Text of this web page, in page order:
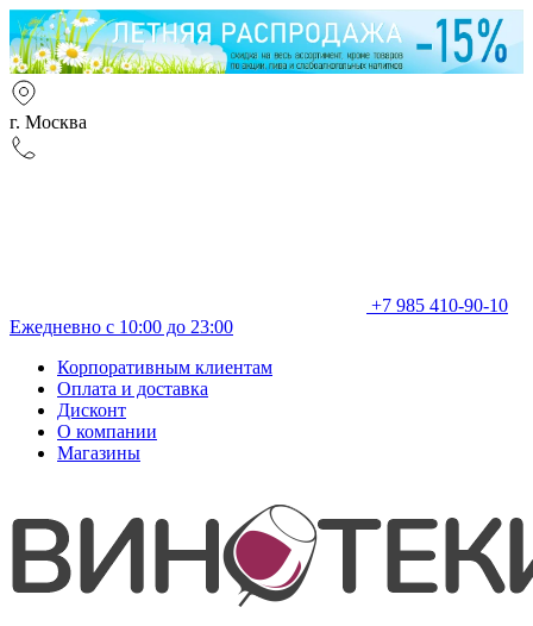
г. Москва
+7 985 410-90-10
Ежедневно с 10:00 до 23:00
Корпоративным клиентам
Оплата и доставка
Дисконт
О компании
Магазины